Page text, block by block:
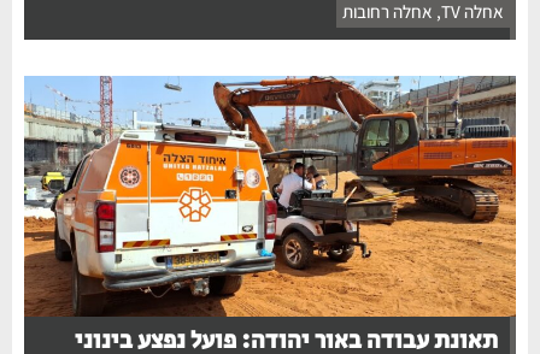
אחלה TV , אחלה רחובות
תאונת עבודה באור יהודה: פועל נפצע בינוני